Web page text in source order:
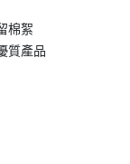
棉絮
質產品